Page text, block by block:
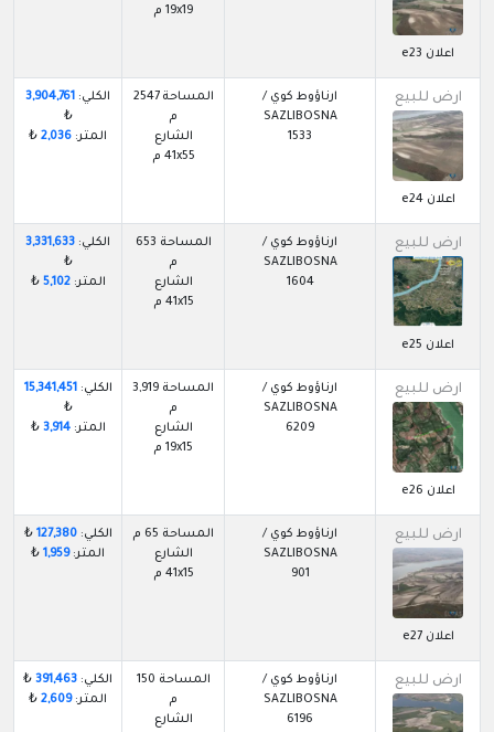
اعلان e23
19x19 م
ارض للبيع
اعلان e24
ارناؤوط كوي /
SAZLIBOSNA
1533
المساحة 2547
م
الشارع
41x55 م
الكلي: 3,904,761
₺
المتر: 2,036
₺
ارض للبيع
اعلان e25
ارناؤوط كوي /
SAZLIBOSNA
1604
المساحة 653
م
الشارع
41x15 م
الكلي: 3,331,633
₺
المتر:5,102
₺
ارض للبيع
اعلان e26
ارناؤوط كوي /
SAZLIBOSNA
6209
المساحة 3,919
م
الشارع
19x15 م
الكلي:15,341,451
₺
المتر:3,914
₺
ارض للبيع
اعلان e27
ارناؤوط كوي /
SAZLIBOSNA
901
المساحة 65 م
الشارع
41x15 م
الكلي:127,380
₺
المتر:1,959
₺
ارض للبيع
ارناؤوط كوي /
SAZLIBOSNA
6196
المساحة 150
م
الشارع
الكلي: 391,463
₺
المتر:2,609
₺